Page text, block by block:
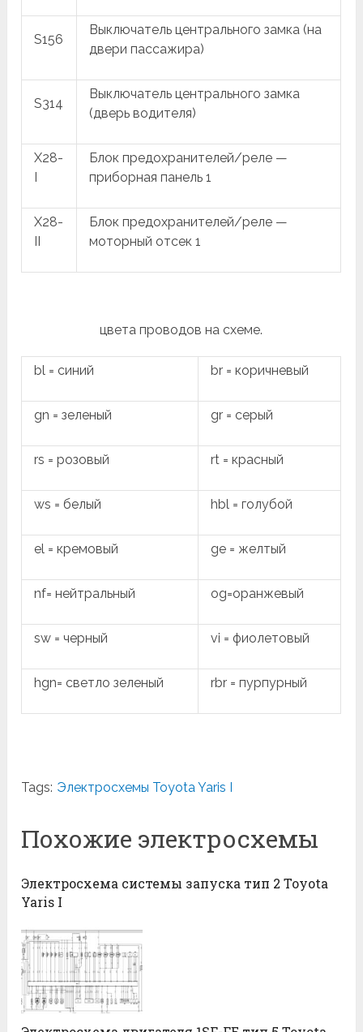
S156
Выключатель центрального замка (на
двери пассажира)
S314
Выключатель центрального замка
(дверь водителя)
X28-
Блок предохранителей/реле —
приборная панель 1
X28-
Блок предохранителей/реле —
моторный отсек 1
цвета проводов на схеме.
bl = синий br = коричневый
gn = зеленый gr = серый
rs = розовый rt = красный
ws = белый hbl = голубой
el = кремовый ge = желтый
nf= нейтральный og=оранжевый
sw = черный vi = фиолетовый
hgn= светло зеленый rbr = пурпурный
Tags: Электросхемы Toyota Yaris I
Похожие электросхемы
Электросхема системы запуска тип 2 Toyota
Yaris I